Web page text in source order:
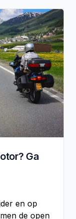
Ga
en op
de open